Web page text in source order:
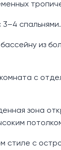
3–4 спальнями.
бассейну из
комната с
зона
стиле с